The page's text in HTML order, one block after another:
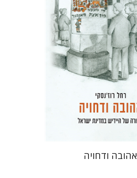
הנחת אתר ספר מודפס
$46
אהובה ודחויה